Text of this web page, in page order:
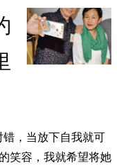
，当放下自我就可
笑容，我就希望将她